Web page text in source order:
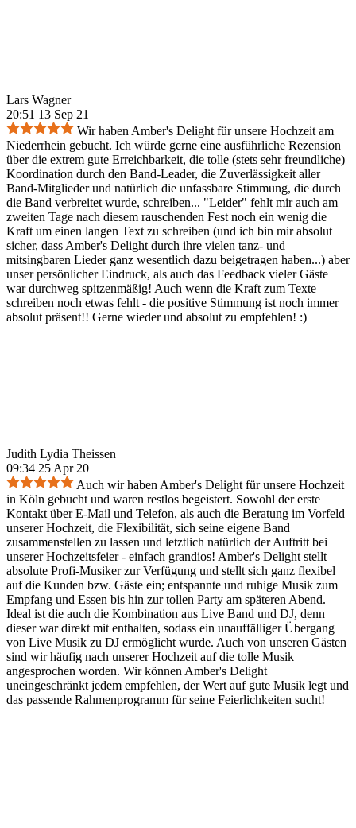
Lars Wagner
20:51 13 Sep 21
Wir haben Amber's Delight für unsere Hochzeit am
Niederrhein gebucht. Ich würde gerne eine ausführliche Rezension
über die extrem gute Erreichbarkeit, die tolle (stets sehr freundliche)
Koordination durch den Band-Leader, die Zuverlässigkeit aller
Band-Mitglieder und natürlich die unfassbare Stimmung, die durch
die Band verbreitet wurde, schreiben... "Leider" fehlt mir auch am
zweiten Tage nach diesem rauschenden Fest noch ein wenig die
Kraft um einen langen Text zu schreiben (und ich bin mir absolut
sicher, dass Amber's Delight durch ihre vielen tanz- und
mitsingbaren Lieder ganz wesentlich dazu beigetragen haben...) aber
unser persönlicher Eindruck, als auch das Feedback vieler Gäste
war durchweg spitzenmäßig! Auch wenn die Kraft zum Texte
schreiben noch etwas fehlt - die positive Stimmung ist noch immer
absolut präsent!! Gerne wieder und absolut zu empfehlen! :)
Judith Lydia Theissen
09:34 25 Apr 20
Auch wir haben Amber's Delight für unsere Hochzeit
in Köln gebucht und waren restlos begeistert. Sowohl der erste
Kontakt über E-Mail und Telefon, als auch die Beratung im Vorfeld
unserer Hochzeit, die Flexibilität, sich seine eigene Band
zusammenstellen zu lassen und letztlich natürlich der Auftritt bei
unserer Hochzeitsfeier - einfach grandios! Amber's Delight stellt
absolute Profi-Musiker zur Verfügung und stellt sich ganz flexibel
auf die Kunden bzw. Gäste ein; entspannte und ruhige Musik zum
Empfang und Essen bis hin zur tollen Party am späteren Abend.
Ideal ist die auch die Kombination aus Live Band und DJ, denn
dieser war direkt mit enthalten, sodass ein unauffälliger Übergang
von Live Musik zu DJ ermöglicht wurde. Auch von unseren Gästen
sind wir häufig nach unserer Hochzeit auf die tolle Musik
angesprochen worden. Wir können Amber's Delight
uneingeschränkt jedem empfehlen, der Wert auf gute Musik legt und
das passende Rahmenprogramm für seine Feierlichkeiten sucht!